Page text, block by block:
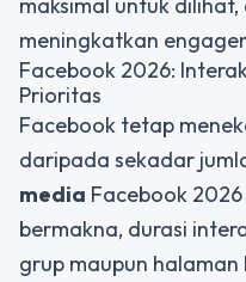
maksimal untuk
meningkatkan
Facebook 2026:
Prioritas
Facebook tetap
daripada sekadar
media Facebook
bermakna, durasi
grup maupun